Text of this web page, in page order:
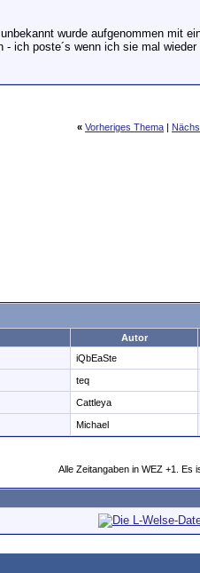
wurde aufgenommen mit
- ich poste´s wenn ich sie mal
« Vorheriges Thema |
Autor
iQbEaSte
teq
Cattleya
Michael
Alle Zeitangaben in WEZ +1. Es